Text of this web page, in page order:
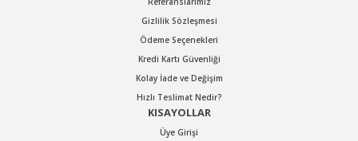
Gizlilik Sözleşmesi
Ödeme Seçenekleri
Kredi Kartı Güvenliği
Kolay İade ve Değişim
Hızlı Teslimat Nedir?
KISAYOLLAR
Üye Girişi